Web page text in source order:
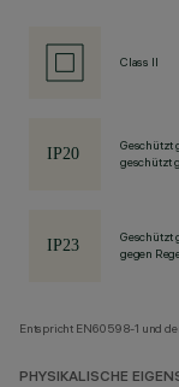
Class II
Geschützt
geschützt
Geschützt
gegen
Entspricht EN60598-1 und
PHYSIKALISCHE